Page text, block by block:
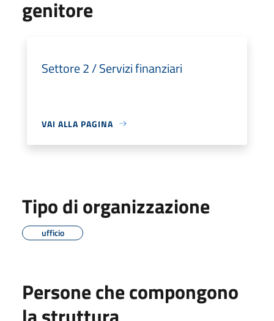
genitore
Settore 2 / Servizi finanziari
VAI ALLA PAGINA
Tipo di organizzazione
ufficio
Persone che compongono